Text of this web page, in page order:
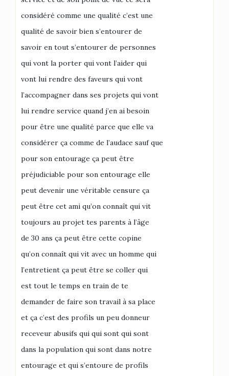
considéré comme une qualité c’est une
qualité de savoir bien s’entourer de
savoir en tout s’entourer de personnes
qui vont la porter qui vont l’aider qui
vont lui rendre des faveurs qui vont
l’accompagner dans ses projets qui vont
lui rendre service quand j’en ai besoin
pour être une qualité parce que elle va
considérer ça comme de l’audace sauf que
pour son entourage ça peut être
préjudiciable pour son entourage elle
peut devenir une véritable censure ça
peut être cet ami qu’on connaît qui vit
toujours au projet tes parents à l’âge
de 30 ans ça peut être cette copine
qu’on connaît qui vit avec un homme qui
l’entretient ça peut être se coller qui
est tout le temps en train de te
demander de faire son travail à sa place
et ça c’est des profils un peu donneur
receveur abusifs qui qui sont qui sont
dans la population qui sont dans notre
entourage et qui s’entoure de profils